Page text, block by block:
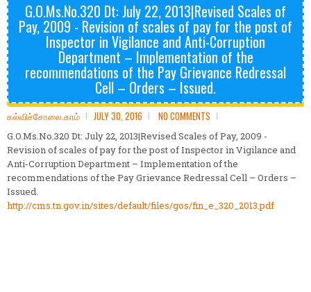
G.O.Ms.No.320 Dt: July 22, 2013|Revised Scales of
Pay, 2009 - Revision of scales of pay for the post of
Inspector in Vigilance and Anti-Corruption
Department – Implementation of the
recommendations of the Pay Grievance Redressal
Cell – Orders – Issued.
கல்விச்சோலை.காம் JULY 30, 2016 NO COMMENTS
G.O.Ms.No.320 Dt: July 22, 2013|Revised Scales of Pay, 2009 -
Revision of scales of pay for the post of Inspector in Vigilance and
Anti-Corruption Department – Implementation of the
recommendations of the Pay Grievance Redressal Cell – Orders –
Issued.
http://cms.tn.gov.in/sites/default/files/gos/fin_e_320_2013.pdf